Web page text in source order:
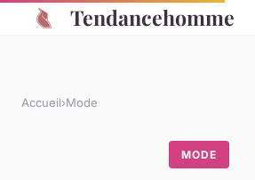
Tendancehomme
Accueil›Mode
MODE